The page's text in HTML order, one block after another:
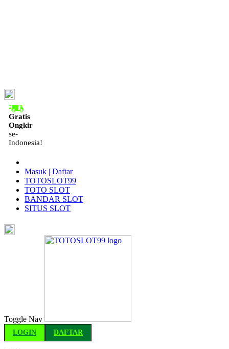
Gratis
Ongkir
se-
Indonesia!
Masuk | Daftar
TOTOSLOT99
TOTO SLOT
BANDAR SLOT
SITUS SLOT
Toggle Nav
LOGIN DAFTAR